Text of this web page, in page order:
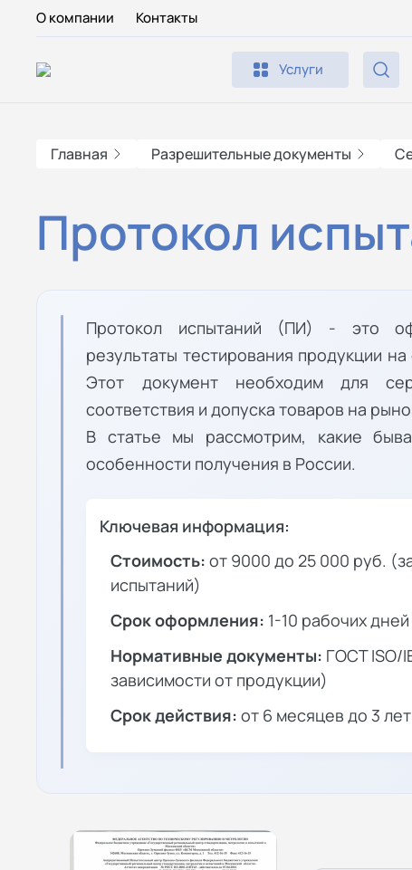
О компании Контакты
Услуги
Главная Разрешительные документы
Протокол
Протокол испытаний (ПИ) - это
результаты тестирования продукции
Этот документ необходим для
соответствия и допуска товаров на
В статье мы рассмотрим, какие
особенности получения в России.
Ключевая информация:
Стоимость: от 9000 до 25 000 руб.
испытаний)
Срок оформления: 1-10 рабочих дней
Нормативные документы: ГОСТ ISO/
зависимости от продукции)
Срок действия: от 6 месяцев до 3